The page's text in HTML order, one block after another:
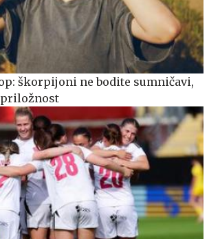
škorpijoni ne bodite sumničavi,